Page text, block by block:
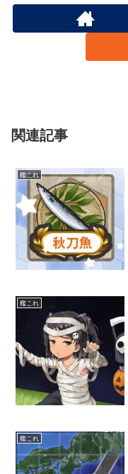
関連記事
艦これ
艦これ
艦これ